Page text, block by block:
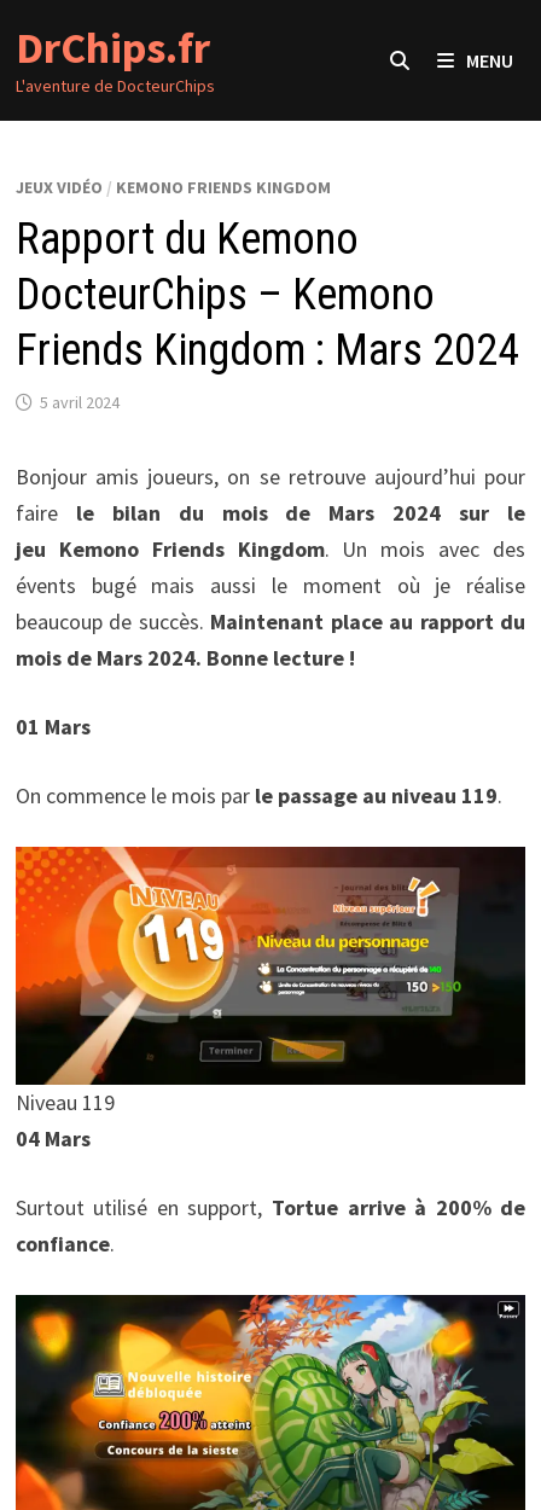
contenu
DrChips.fr
L'aventure de DocteurChips
MENU
JEUX VIDÉO / KEMONO FRIENDS KINGDOM
Rapport du Kemono
DocteurChips – Kemono
Friends Kingdom : Mars 2024
5 avril 2024
Bonjour amis joueurs, on se retrouve aujourd’hui pour
faire le bilan du mois de Mars 2024 sur le
jeu Kemono Friends Kingdom. Un mois avec des
évents bugé mais aussi le moment où je réalise
beaucoup de succès. Maintenant place au rapport du
mois de Mars 2024. Bonne lecture !
01 Mars
On commence le mois par le passage au niveau 119.
Niveau 119
04 Mars
Surtout utilisé en support, Tortue arrive à 200% de
confiance.